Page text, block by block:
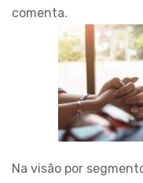
comenta.
Na visão por